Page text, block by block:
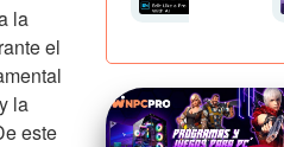
la
el
la
este